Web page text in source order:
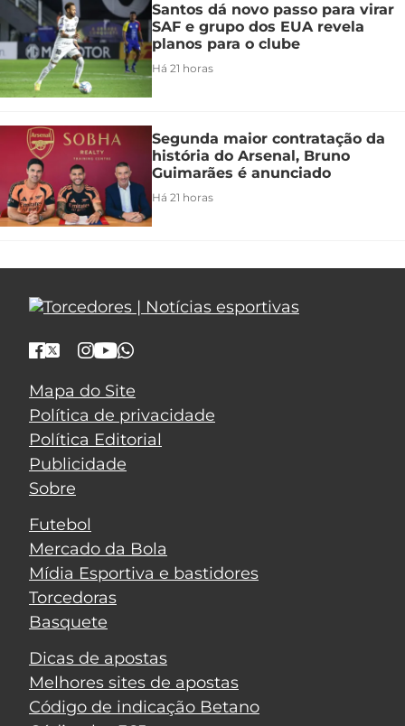
Santos dá novo passo para virar
SAF e grupo dos EUA revela
planos para o clube
Há 21 horas
Segunda maior contratação da
história do Arsenal, Bruno
Guimarães é anunciado
Há 21 horas
Mapa do Site
Política de privacidade
Política Editorial
Publicidade
Sobre
Futebol
Mercado da Bola
Mídia Esportiva e bastidores
Torcedoras
Basquete
Dicas de apostas
Melhores sites de apostas
Código de indicação Betano